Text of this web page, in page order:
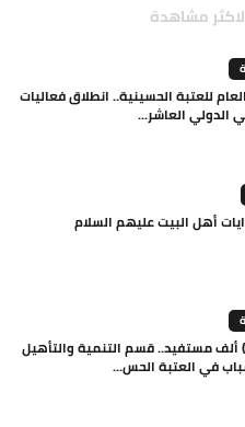
مشاهدة
للعتبة الحسينية.. انطلاق فعاليات
الدولي العاشر...
أهل البيت عليهم السلام
بأكثر من (795) ألف مستفيد.. قسم التنمية والتأهيل
في العتبة الحس...